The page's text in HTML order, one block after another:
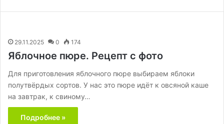
29.11.2025 0 174
Яблочное пюре. Рецепт с фото
Для приготовления яблочного пюре выбираем яблоки
полутвёрдых сортов. У нас это пюре идёт к овсяной каше
на завтрак, к свиному…
Подробнее »